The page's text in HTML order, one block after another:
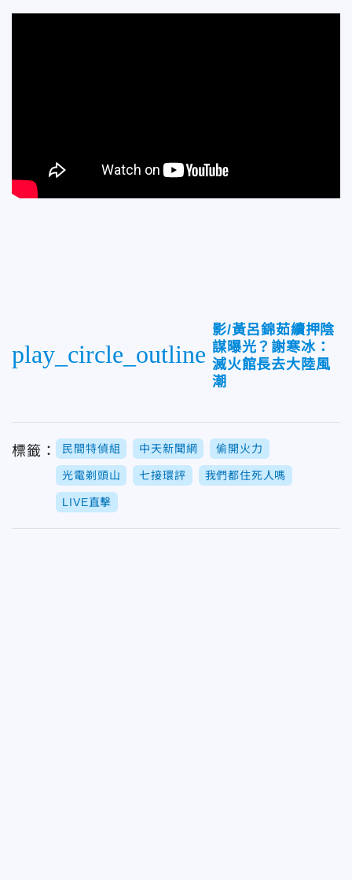
play_circle_outline
影/黃呂錦茹續押陰
謀曝光？謝寒冰：
滅火館長去大陸風
潮
標籤： 民間特偵組 中天新聞網 偷開火力
光電剃頭山 七接環評 我們都住死人嗎
LIVE直擊